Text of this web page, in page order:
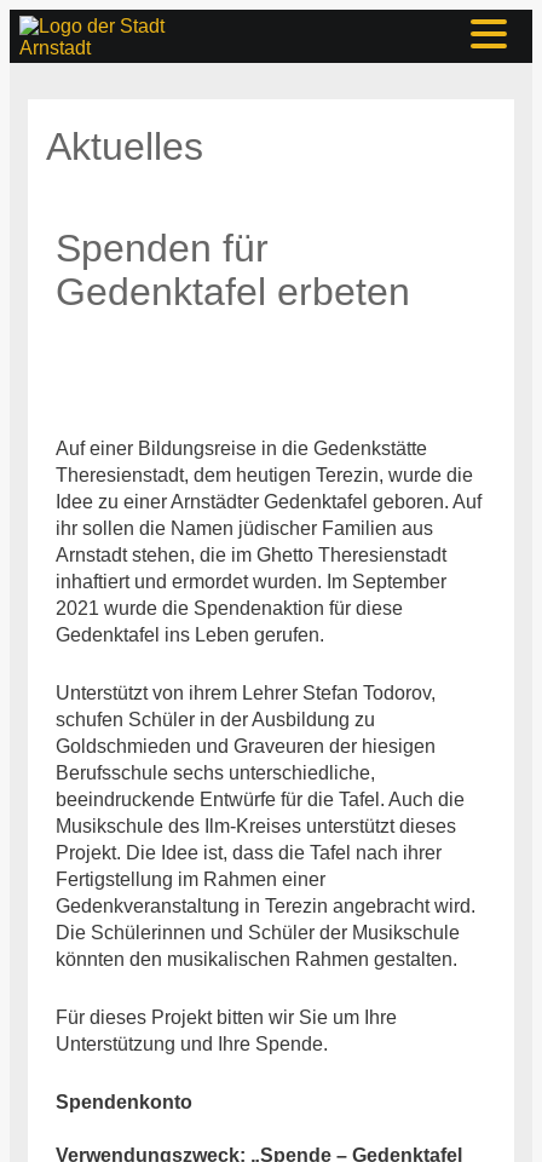
Aktuelles
Spenden für
Gedenktafel erbeten
Auf einer Bildungsreise in die Gedenkstätte
Theresienstadt, dem heutigen Terezin, wurde die
Idee zu einer Arnstädter Gedenktafel geboren. Auf
ihr sollen die Namen jüdischer Familien aus
Arnstadt stehen, die im Ghetto Theresienstadt
inhaftiert und ermordet wurden. Im September
2021 wurde die Spendenaktion für diese
Gedenktafel ins Leben gerufen.
Unterstützt von ihrem Lehrer Stefan Todorov,
schufen Schüler in der Ausbildung zu
Goldschmieden und Graveuren der hiesigen
Berufsschule sechs unterschiedliche,
beeindruckende Entwürfe für die Tafel. Auch die
Musikschule des Ilm-Kreises unterstützt dieses
Projekt. Die Idee ist, dass die Tafel nach ihrer
Fertigstellung im Rahmen einer
Gedenkveranstaltung in Terezin angebracht wird.
Die Schülerinnen und Schüler der Musikschule
könnten den musikalischen Rahmen gestalten.
Für dieses Projekt bitten wir Sie um Ihre
Unterstützung und Ihre Spende.
Spendenkonto
Verwendungszweck: „Spende – Gedenktafel